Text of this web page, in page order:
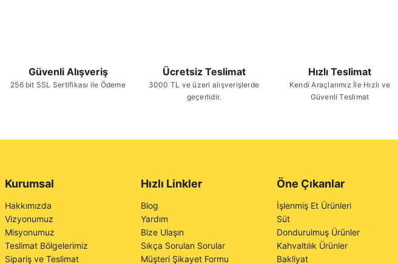
Güvenli Alışveriş
256 bit SSL Sertifikası ile Ödeme
Ücretsiz Teslimat
3000 TL ve üzeri alışverişlerde
geçerlidir.
Hızlı Teslimat
Kendi Araçlarımız İle Hızlı ve
Güvenli Teslimat
Kurumsal
Hakkımızda
Vizyonumuz
Misyonumuz
Teslimat Bölgelerimiz
Sipariş ve Teslimat
Hızlı Linkler
Blog
Yardım
Bize Ulaşın
Sıkça Sorulan Sorular
Müşteri Şikayet Formu
Öne Çıkanlar
İşlenmiş Et Ürünleri
Süt
Dondurulmuş Ürünler
Kahvaltılık Ürünler
Bakliyat